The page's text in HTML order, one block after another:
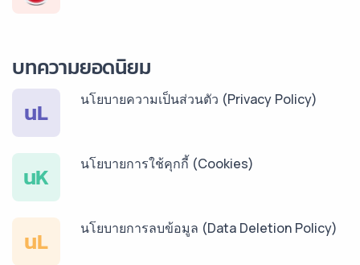
บริการรับแปลภาษากัมพูชา ราคาเริ่มต้น 150฿
บริการรับแปลภาษาเวียดนาม ราคาเริ่มต้น 150฿
บริการรับแปลภาษาฝรั่งเศส ราคาเริ่มต้น 150฿
บทความยอดนิยม
นL นโยบายความเป็นส่วนตัว (Privacy Policy)
นK นโยบายการใช้คุกกี้ (Cookies)
นL นโยบายการลบข้อมูล (Data Deletion Policy)